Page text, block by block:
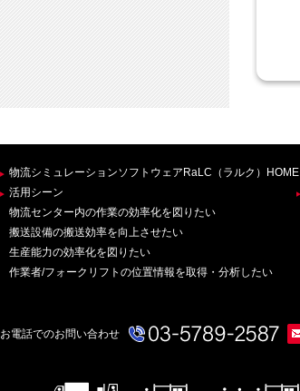
物流シミュレーションソフトウェアRaLC（ラルク）HOME
活用シーン
物流センター内の作業の効率化を図りたい
搬送設備の搬送効率を向上させたい
生産能力の効率化を図りたい
作業者/フォークリフトの位置情報を取得・分析したい
お電話でのお問い合わせ